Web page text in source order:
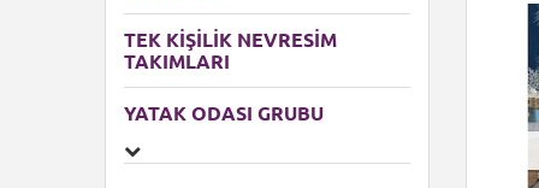
TEK KIŞILIK NEVRESIM
TAKIMLARI
YATAK ODASI GRUBU